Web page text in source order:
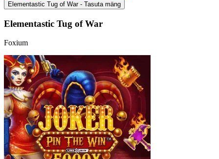
Elementastic Tug of War - Tasuta mäng
Elementastic Tug of War
Foxium